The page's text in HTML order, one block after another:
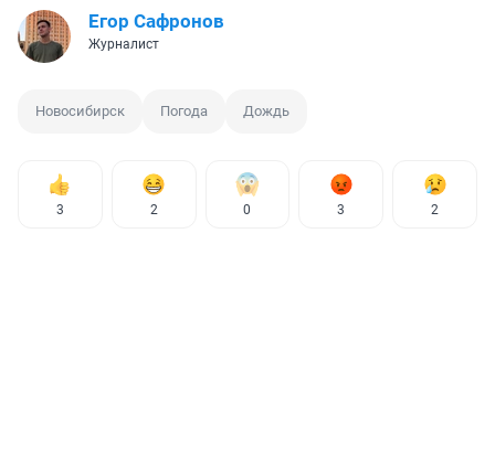
Егор Сафронов
Журналист
Новосибирск Погода Дождь
3 2 0 3 2